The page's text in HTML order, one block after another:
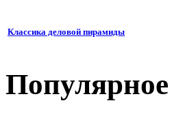
Классика деловой пирамиды
Популярное